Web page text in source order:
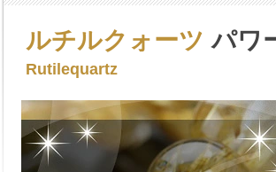
ルチルクォーツ パワ
Rutilequartz